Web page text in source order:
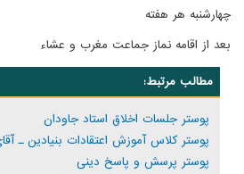
چهارشنبه هر هفته
بعد از اقامه نماز جماعت مغرب و عشاء
مطالب مرتبط:
پوستر جلسات اخلاق استاد جاودان
پوستر کلاس آموزش اعتقادات بنیادین ـ
پوستر پرسش و پاسخ دینی